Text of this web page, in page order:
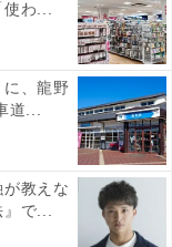
わ...
に、龍野
道...
教えな
で...